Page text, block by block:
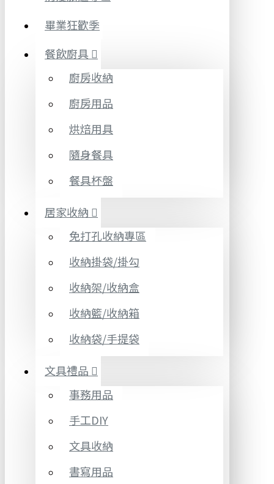
畢業狂歡季
餐飲廚具
廚房收納
廚房用品
烘焙用具
隨身餐具
餐具杯盤
居家收納
免打孔收納專區
收納掛袋/掛勾
收納架/收納盒
收納籃/收納箱
收納袋/手提袋
文具禮品
事務用品
手工DIY
文具收納
書寫用品